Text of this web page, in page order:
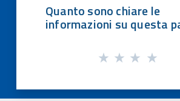
Quanto sono chiare le
informazioni su questa